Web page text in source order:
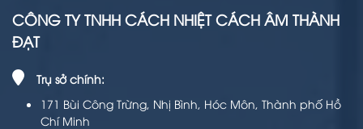
CÔNG TY TNHH CÁCH NHIỆT CÁCH ÂM THÀNH
ĐẠT
Trụ sở chính:
171 Bùi Công Trừng, Nhị Bình, Hóc Môn, Thành phố Hồ
Chí Minh